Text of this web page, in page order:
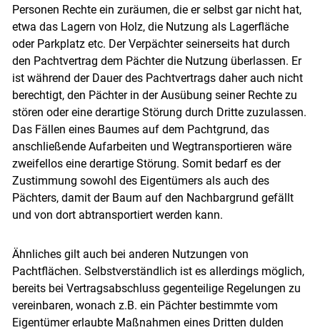
Personen Rechte ein zuräumen, die er selbst gar nicht hat,
etwa das Lagern von Holz, die Nutzung als Lagerfläche
oder Parkplatz etc. Der Verpächter seinerseits hat durch
den Pachtvertrag dem Pächter die Nutzung überlassen. Er
ist während der Dauer des Pachtvertrags daher auch nicht
berechtigt, den Pächter in der Ausübung seiner Rechte zu
stören oder eine derartige Störung durch Dritte zuzulassen.
Das Fällen eines Baumes auf dem Pachtgrund, das
anschließende Aufarbeiten und Wegtransportieren wäre
zweifellos eine derartige Störung. Somit bedarf es der
Zustimmung sowohl des Eigentümers als auch des
Pächters, damit der Baum auf den Nachbargrund gefällt
und von dort abtransportiert werden kann.
Ähnliches gilt auch bei anderen Nutzungen von
Pachtflächen. Selbstverständlich ist es allerdings möglich,
bereits bei Vertragsabschluss gegenteilige Regelungen zu
vereinbaren, wonach z.B. ein Pächter bestimmte vom
Eigentümer erlaubte Maßnahmen eines Dritten dulden